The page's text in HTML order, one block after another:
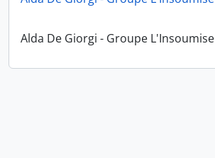
Alda De Giorgi - Groupe L'Insoumise